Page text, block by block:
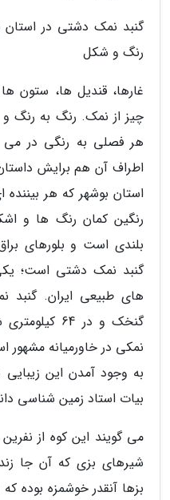
گنبد نمک دشتی در استان
رنگ و شکل
غارها، قندیل ها، ستون
چیز از نمک. رنگ به رنگ
هر فصلی به رنگی در
اطراف آن هم برایش
استان بوشهر که هر
رنگین کمان رنگ ها و
بلندی است و بلورهای
گنبد نمک دشتی است؛
های طبیعی ایران. گنبد
گنخک و در 64
نمکی در خاورمیانه
به وجود آمدن این
بیات استاد زمین شناسی
می گویند این کوه از
شیرهای بزی که آن جا
بزها آنقدر خوشمزه بوده